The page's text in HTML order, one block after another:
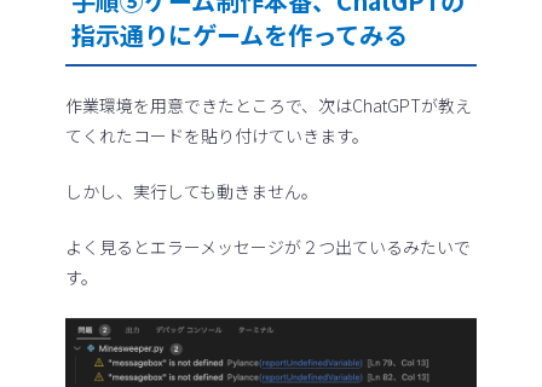
指示通りにゲームを作ってみる
作業環境を用意できたところで、次はChatGPTが教え
てくれたコードを貼り付けていきます。
しかし、実行しても動きません。
よく見るとエラーメッセージが２つ出ているみたいで
す。